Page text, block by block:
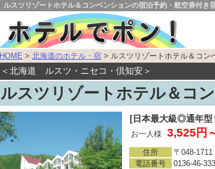
ルスツリゾートホテル＆コンベンションの宿泊予約・航空券付き
HOME > 北海道のホテル・宿 > ルスツリゾートホテル＆コン
＜北海道 ルスツ・ニセコ・倶知安＞
ルスツリゾートホテル＆コ
[日本最大級◎通年型
お一人様 3,525円
住所
〒048-
電話番号
0136-46-